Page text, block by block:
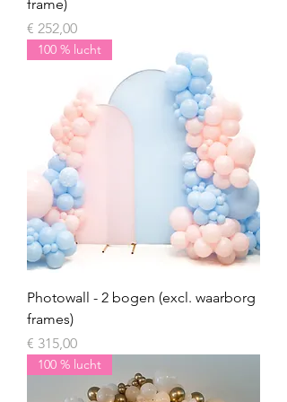
frame)
Prijs
€ 252,00
100 % lucht
Photowall - 2 bogen (excl. waarborg
frames)
Prijs
€ 315,00
100 % lucht